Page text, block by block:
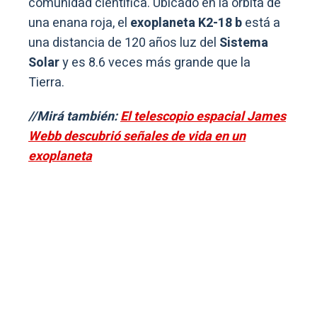
una enana roja, el exoplaneta K2-18 bestá a
una distancia de 120 años luz del Sistema
Solary es 8.6 veces más grande que la
Tierra.
//Mirá también:El telescopio espacial James
Webb descubrió señales de vida en un
exoplaneta